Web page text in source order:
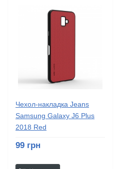
Чехол-накладка Jeans
Samsung Galaxy J6 Plus
2018 Red
99 грн